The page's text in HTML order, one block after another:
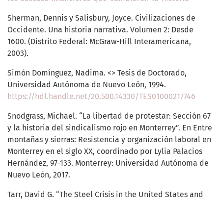
Sherman, Dennis y Salisbury, Joyce. Civilizaciones de
Occidente. Una historia narrativa. Volumen 2: Desde
1600. (Distrito Federal: McGraw-Hill Interamericana,
2003).
Simón Domínguez, Nadima. <> Tesis de Doctorado,
Universidad Autónoma de Nuevo León, 1994.
https://hdl.handle.net/20.500.14330/TES01000217746
Snodgrass, Michael. “La libertad de protestar: Sección 67
y la historia del sindicalismo rojo en Monterrey”. En Entre
montañas y sierras: Resistencia y organización laboral en
Monterrey en el siglo XX, coordinado por Lylia Palacios
Hernández, 97-133. Monterrey: Universidad Autónoma de
Nuevo León, 2017.
Tarr, David G. “The Steel Crisis in the United States and